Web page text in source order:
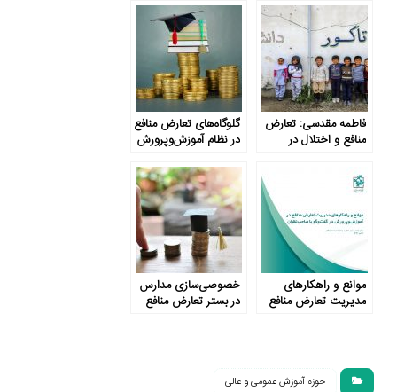
منافع
آموزش‌وپرورش
فاطمه مقدسی: تعارض
منافع و اختلال در
گلوگاه‌های تعارض منافع
در نظام آموزش‌وپرورش
موانع و راهکارهای
مدیریت تعارض منافع
خصوصی‌سازی مدارس
در بستر تعارض منافع
حوزه آموزش عمومی و عالی